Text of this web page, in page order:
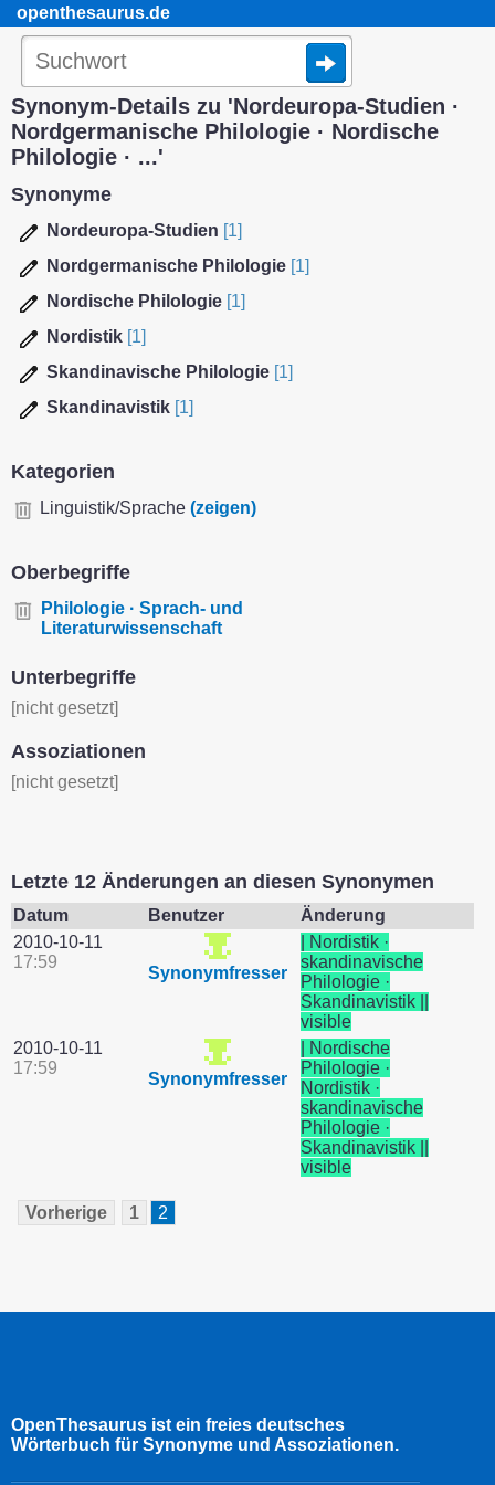
openthesaurus.de
Synonym-Details zu 'Nordeuropa-Studien ·
Nordgermanische Philologie · Nordische
Philologie · ...'
Synonyme
Nordeuropa-Studien [1]
Nordgermanische Philologie [1]
Nordische Philologie [1]
Nordistik [1]
Skandinavische Philologie [1]
Skandinavistik [1]
Kategorien
Linguistik/Sprache (zeigen)
Oberbegriffe
Philologie · Sprach- und
Literaturwissenschaft
Unterbegriffe
[nicht gesetzt]
Assoziationen
[nicht gesetzt]
Letzte 12 Änderungen an diesen Synonymen
Datum Benutzer
Änderung
2010-10-11
17:59
Synonymfresser
| Nordistik ·
skandinavische
Philologie ·
Skandinavistik ||
visible
2010-10-11
17:59
Synonymfresser
| Nordische
Philologie ·
Nordistik ·
skandinavische
Philologie ·
Skandinavistik ||
visible
Vorherige 1 2
OpenThesaurus ist ein freies deutsches
Wörterbuch für Synonyme und Assoziationen.